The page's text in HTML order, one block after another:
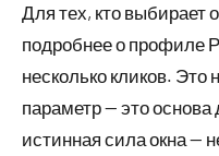
Для тех, кто выбирает
подробнее о профиле
несколько кликов. Это
параметр — это
истинная сила окна —